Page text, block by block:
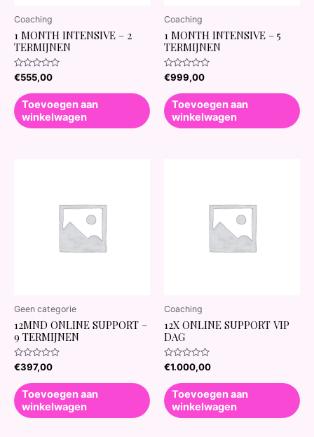
Coaching
1 MONTH INTENSIVE – 2
TERMIJNEN
Waardering
0
5
€555,00
Toevoegen aan
winkelwagen
Coaching
1 MONTH INTENSIVE – 5
TERMIJNEN
Waardering
0
5
€999,00
Toevoegen aan
winkelwagen
Geen categorie
12MND ONLINE SUPPORT –
9 TERMIJNEN
Waardering
0
5
€397,00
Toevoegen aan
winkelwagen
Coaching
12X ONLINE SUPPORT VIP
DAG
Waardering
0
5
€1.000,00
Toevoegen aan
winkelwagen